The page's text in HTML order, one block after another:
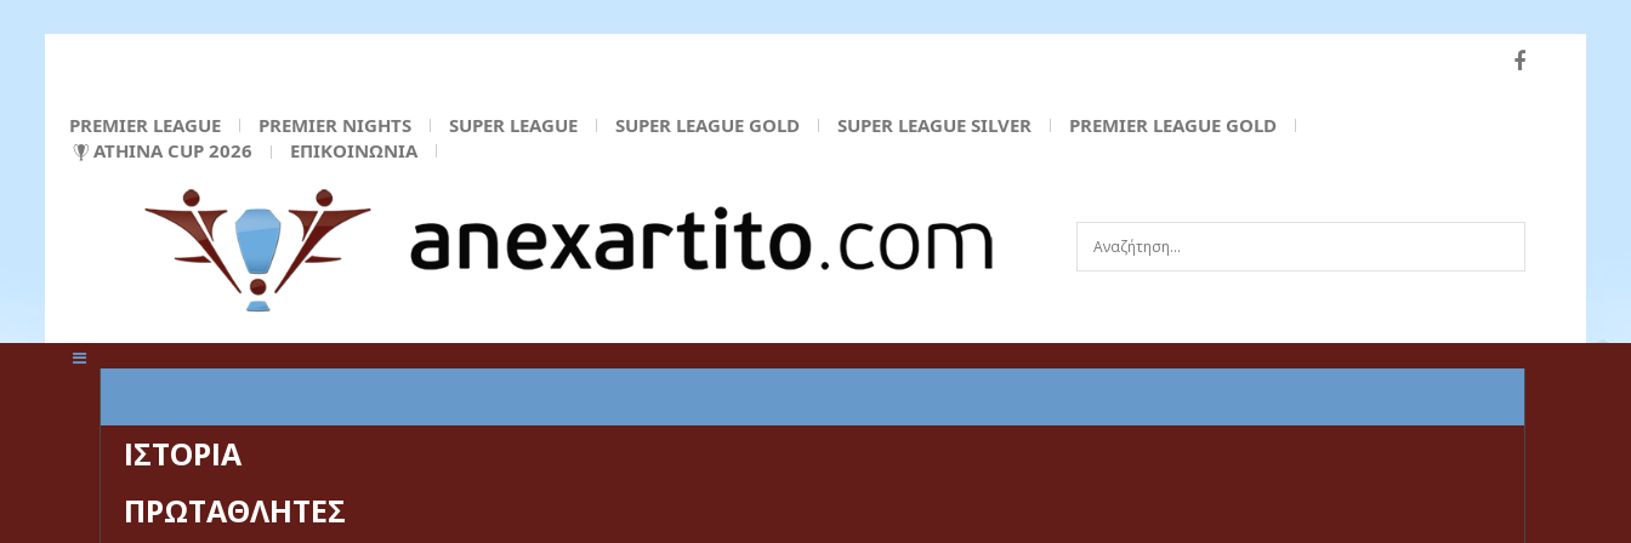
PREMIER LEAGUE PREMIER NIGHTS SUPER LEAGUE SUPER LEAGUE GOLD SUPER LEAGUE SILVER
PREMIER LEAGUE GOLD
ATHINA CUP 2026
ΕΠΙΚΟΙΝΩΝΙΑ
Αναζήτηση...
ΙΣΤΟΡΙΑ
ΠΡΩΤΑΘΛΗΤΕΣ